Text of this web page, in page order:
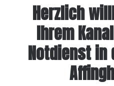
Herzlich
Ihrem
Notdienst in